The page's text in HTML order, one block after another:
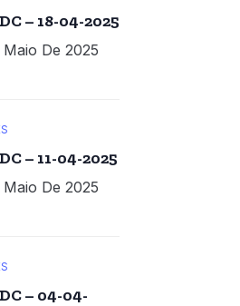
– 18-04-2025
De 2025
– 11-04-2025
De 2025
– 04-04-